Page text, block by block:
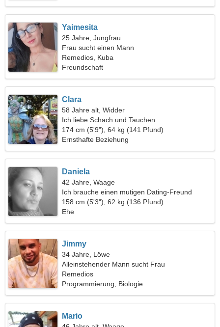
Yaimesita
25 Jahre, Jungfrau
Frau sucht einen Mann
Remedios, Kuba
Freundschaft
Clara
58 Jahre alt, Widder
Ich liebe Schach und Tauchen
174 cm (5'9"), 64 kg (141 Pfund)
Ernsthafte Beziehung
Daniela
42 Jahre, Waage
Ich brauche einen mutigen Dating-Freund
158 cm (5'3"), 62 kg (136 Pfund)
Ehe
Jimmy
34 Jahre, Löwe
Alleinstehender Mann sucht Frau
Remedios
Programmierung, Biologie
Mario